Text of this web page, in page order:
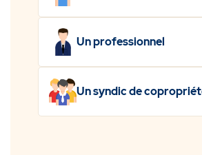
Un professionnel
Un syndic de